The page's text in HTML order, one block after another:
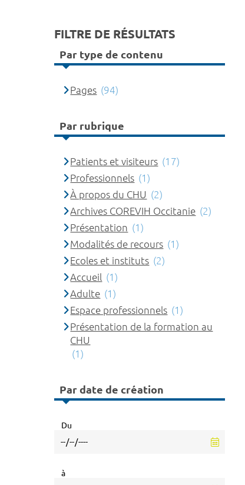
FILTRE DE RÉSULTATS
Par type de contenu
Pages (94)
Par rubrique
Patients et visiteurs (17)
Professionnels (1)
À propos du CHU (2)
Archives COREVIH Occitanie (2)
Présentation (1)
Modalités de recours (1)
Ecoles et instituts (2)
Accueil (1)
Adulte (1)
Espace professionnels (1)
Présentation de la formation au
CHU
(1)
Par date de création
Du
à